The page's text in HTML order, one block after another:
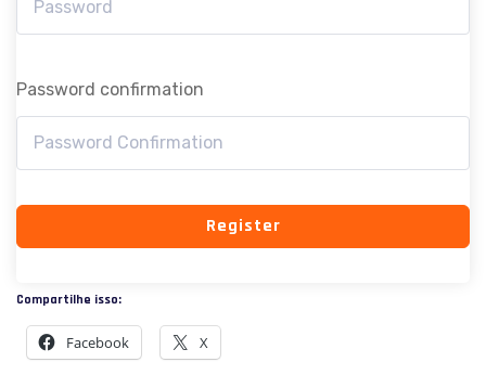
Password confirmation
Register
Compartilhe isso:
Facebook X